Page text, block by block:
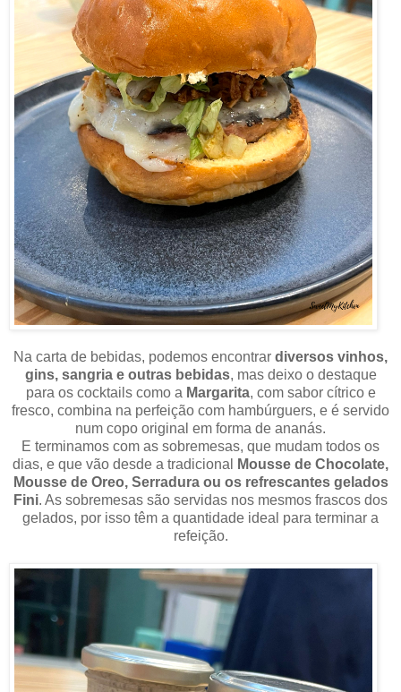
Na carta de bebidas, podemos encontrar diversos vinhos,
gins, sangria e outras bebidas, mas deixo o destaque
para os cocktails como a Margarita, com sabor cítrico e
fresco, combina na perfeição com hambúrguers, e é servido
num copo original em forma de ananás.
E terminamos com as sobremesas, que mudam todos os
dias, e que vão desde a tradicional
Mousse de Chocolate,
Mousse de Oreo, Serradura ou os refrescantes gelados
Fini. As sobremesas são servidas nos mesmos frascos dos
gelados, por isso têm a quantidade ideal para terminar a
refeição.